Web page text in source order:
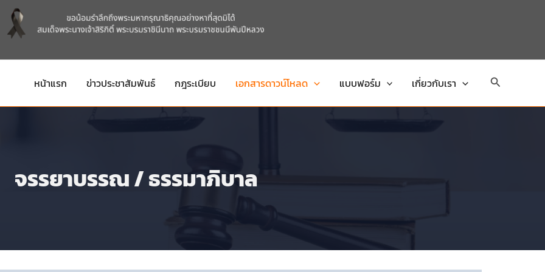
หน้าแรก ข่าวประชาสัมพันธ์ กฎระเบียบ เอกสารดาวน์โหลด แบบฟอร์ม เกี่ยวกับเรา Search
จรรยาบรรณ / ธรรมาภิบาล